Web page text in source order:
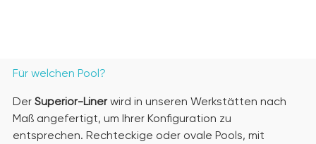
Für welchen Pool?
Der Superior-Liner wird in unseren Werkstätten nach
Maß angefertigt, um Ihrer Konfiguration zu
entsprechen. Rechteckige oder ovale Pools, mit